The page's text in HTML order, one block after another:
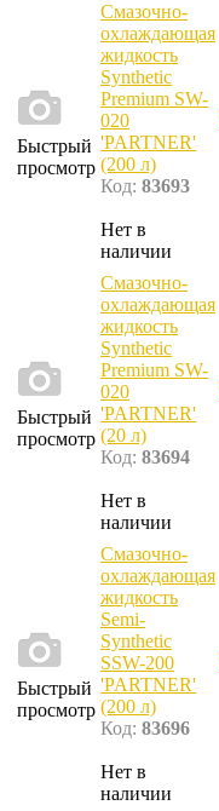
Быстрый
просмотр
Смазочно-
охлаждающая
жидкость
Synthetic
Premium SW-
020
'PARTNER'
(200 л)
Код: 83693
Нет в
наличии
Быстрый
просмотр
Смазочно-
охлаждающая
жидкость
Synthetic
Premium SW-
020
'PARTNER'
(20 л)
Код: 83694
Нет в
наличии
Быстрый
просмотр
Смазочно-
охлаждающая
жидкость
Semi-
Synthetic
SSW-200
'PARTNER'
(200 л)
Код: 83696
Нет в
наличии